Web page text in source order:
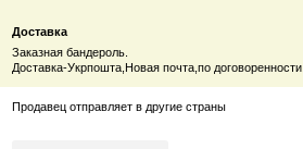
Доставка
Заказная бандероль.
Доставка-Укрпошта,Новая почта,по договоренности.
Продавец отправляет в другие страны